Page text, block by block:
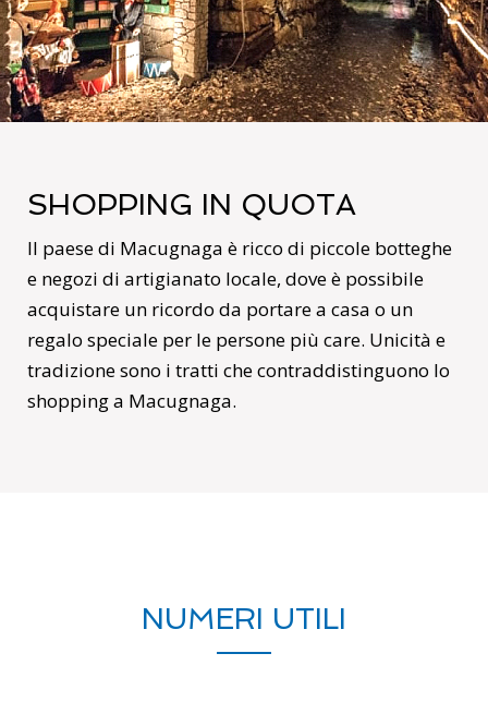
SHOPPING IN QUOTA
Il paese di Macugnaga è ricco di piccole botteghe
e negozi di artigianato locale, dove è possibile
acquistare un ricordo da portare a casa o un
regalo speciale per le persone più care. Unicità e
tradizione sono i tratti che contraddistinguono lo
shopping a Macugnaga.
NUMERI UTILI